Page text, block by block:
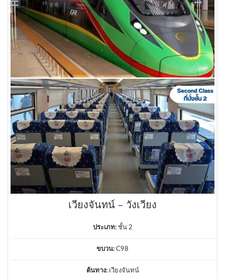
เวียงจันทน์ – วังเวียง
ประเภท: ชั้น 2
ขบวน: C98
ต้นทาง: เวียงจันทน์